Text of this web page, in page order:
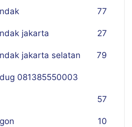
77
jakarta 27
jakarta selatan 79
081385550003
57
10